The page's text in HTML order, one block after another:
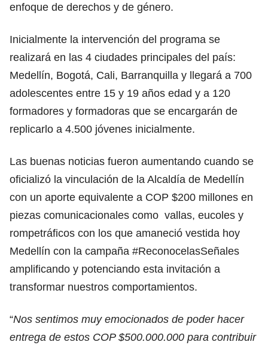
enfoque de derechos y de género.
Inicialmente la intervención del programa se
realizará en las 4 ciudades principales del país:
Medellín, Bogotá, Cali, Barranquilla y llegará a 700
adolescentes entre 15 y 19 años edad y a 120
formadores y formadoras que se encargarán de
replicarlo a 4.500 jóvenes inicialmente.
Las buenas noticias fueron aumentando cuando se
oficializó la vinculación de la Alcaldía de Medellín
con un aporte equivalente a COP $200 millones en
piezas comunicacionales como vallas, eucoles y
rompetráficos con los que amaneció vestida hoy
Medellín con la campaña #ReconocelasSeñales
amplificando y potenciando esta invitación a
transformar nuestros comportamientos.
“Nos sentimos muy emocionados de poder hacer
entrega de estos COP $500.000.000 para contribuir